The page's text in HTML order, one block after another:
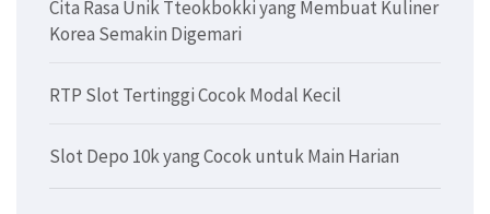
Cita Rasa Unik Tteokbokki yang Membuat Kuliner
Korea Semakin Digemari
RTP Slot Tertinggi Cocok Modal Kecil
Slot Depo 10k yang Cocok untuk Main Harian